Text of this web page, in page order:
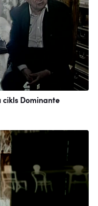
cikls Dominante